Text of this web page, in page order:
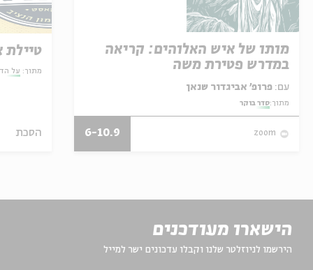
מותו של איש האלוהים: קריאה
במדרש פטירת משה
עם:
מתוך:סדר בוקר
zoom
6-10.9
טיילת
מתוך: על
הסכת
הישארו מעודכנים
הירשמו לניוזלטר שלנו וקבלו עדכונים ישר למייל